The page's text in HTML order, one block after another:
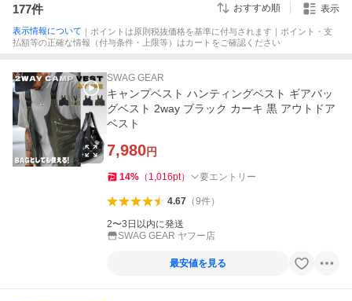
177件 おすすめ順 表示
表示情報について ｜ポイントは原則税抜価格を基準に付与されます｜ポイント・支
払額等の正確な情報（付与条件・上限等）はカートをご確認ください
SWAG GEAR
キャンプベスト ハンティングベスト ギアバッ
グベスト 2way ブラック カーキ 黒 アウトドア
ベスト
7,980円
14% （ 1,016pt） 要エントリー
4.67（9件）
2〜3日以内に発送
SWAG GEAR ヤフー店
最安値を見る